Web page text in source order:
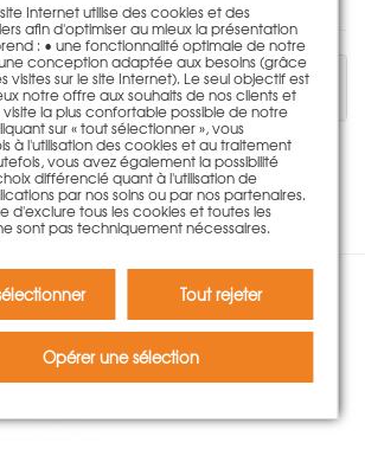
connecté pour écrire un
disponible pour ce produit.
Accessoires
Internet utilise des cookies et des
afin d'optimiser au mieux la présentation
: • une fonctionnalité optimale de notre
conception adaptée aux besoins (grâce
visites sur le site Internet). Le seul objectif est
notre offre aux souhaits de nos clients et
la plus confortable possible de notre
sur « tout sélectionner », vous
à l'utilisation des cookies et au traitement
vous avez également la possibilité
différencié quant à l'utilisation de
par nos soins ou par nos partenaires.
d'exclure tous les cookies et toutes les
sont pas techniquement nécessaires.
Tout rejeter
Opérer une sélection